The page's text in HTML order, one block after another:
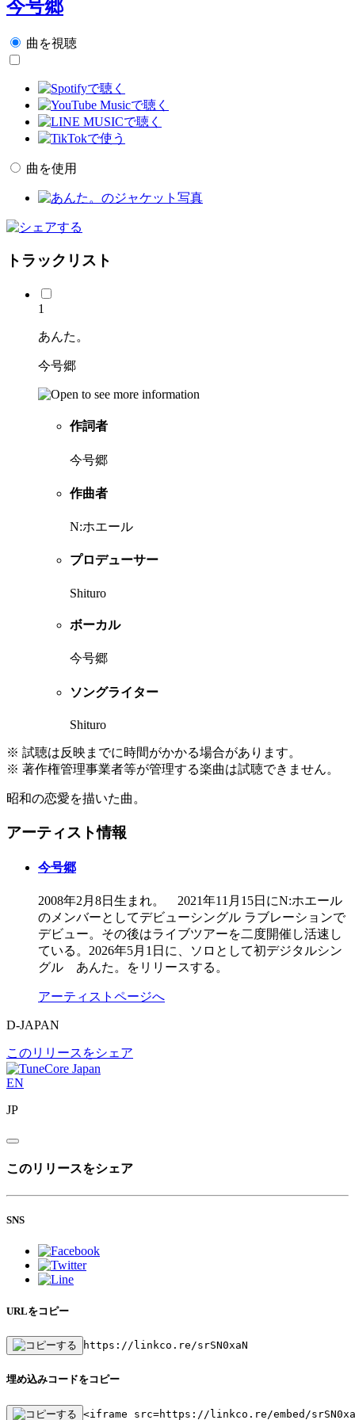
今号郷
曲を視聴
曲を使用
トラックリスト
1
あんた。
今号郷
作詞者
今号郷
作曲者
N:ホエール
プロデューサー
Shituro
ボーカル
今号郷
ソングライター
Shituro
※ 試聴は反映までに時間がかかる場合があります。
※ 著作権管理事業者等が管理する楽曲は試聴できません。
昭和の恋愛を描いた曲。
アーティスト情報
今号郷
2008年2月8日生まれ。 2021年11月15日にN:ホエール
のメンバーとしてデビューシングル ラブレーションで
デビュー。その後はライブツアーを二度開催し活速し
ている。2026年5月1日に、ソロとして初デジタルシン
グル あんた。をリリースする。
アーティストページへ
D-JAPAN
このリリースをシェア
EN
JP
このリリースをシェア
SNS
URLをコピー
https://linkco.re/srSN0xaN
埋め込みコードをコピー
<iframe src=https://linkco.re/embed/